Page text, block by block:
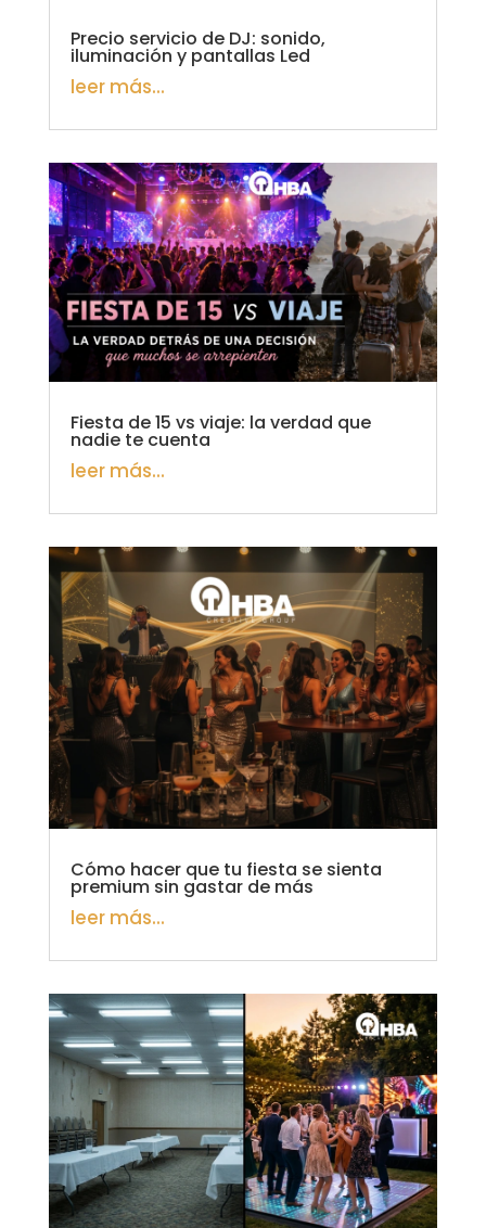
Precio servicio de DJ: sonido,
iluminación y pantallas Led
leer más...
Fiesta de 15 vs viaje: la verdad que
nadie te cuenta
leer más...
Cómo hacer que tu fiesta se sienta
premium sin gastar de más
leer más...